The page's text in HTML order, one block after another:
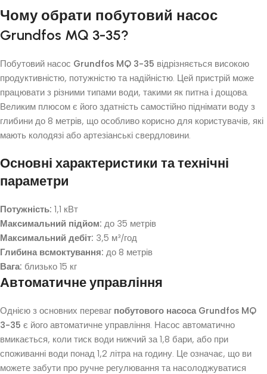
Чому обрати побутовий насос
Grundfos MQ 3-35?
Побутовий насос Grundfos MQ 3-35 відрізняється високою
продуктивністю, потужністю та надійністю. Цей пристрій може
працювати з різними типами води, такими як питна і дощова.
Великим плюсом є його здатність самостійно піднімати воду з
глибини до 8 метрів, що особливо корисно для користувачів, які
мають колодязі або артезіанські свердловини.
Основні характеристики та технічні
параметри
Потужність: 1,1 кВт
Максимальний підйом: до 35 метрів
Максимальний дебіт: 3,5 м³/год
Глибина всмоктування: до 8 метрів
Вага: близько 15 кг
Автоматичне управління
Однією з основних переваг побутового насоса Grundfos MQ
3-35 є його автоматичне управління. Насос автоматично
вмикається, коли тиск води нижчий за 1,8 бари, або при
споживанні води понад 1,2 літра на годину. Це означає, що ви
можете забути про ручне регулювання та насолоджуватися